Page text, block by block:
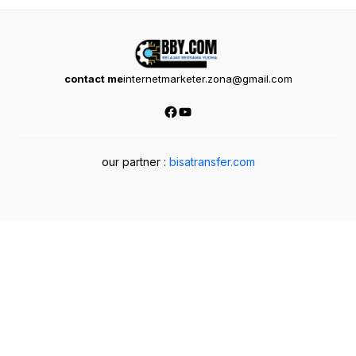
contact meinternetmarketer.zona@gmail.com
Facebook
YouTube
our partner : bisatransfer.com